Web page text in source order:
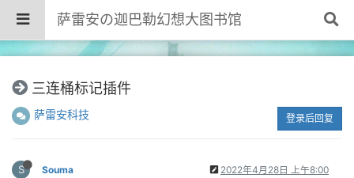
萨雷安の迦巴勒幻想大图书馆
三连桶标记插件
萨雷安科技 登录后回复
S Souma 2022年4月28日 上午8:00